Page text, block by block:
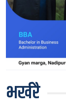
भर्खरै